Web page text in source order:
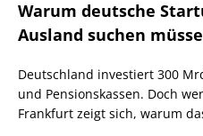
Warum deutsche
Ausland suchen
Deutschland investiert 300
und Pensionskassen. Doch
Frankfurt zeigt sich, warum